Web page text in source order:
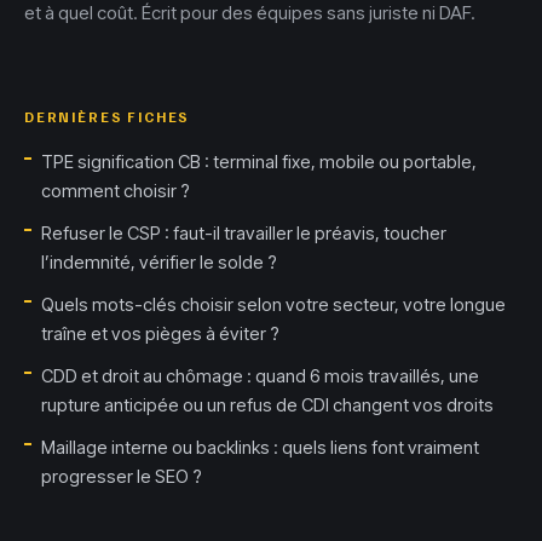
et à quel coût. Écrit pour des équipes sans juriste ni DAF.
DERNIÈRES FICHES
TPE signification CB : terminal fixe, mobile ou portable,
comment choisir ?
Refuser le CSP : faut-il travailler le préavis, toucher
l’indemnité, vérifier le solde ?
Quels mots-clés choisir selon votre secteur, votre longue
traîne et vos pièges à éviter ?
CDD et droit au chômage : quand 6 mois travaillés, une
rupture anticipée ou un refus de CDI changent vos droits
Maillage interne ou backlinks : quels liens font vraiment
progresser le SEO ?